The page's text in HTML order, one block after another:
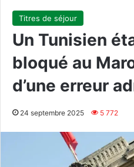
Titres de séjour
Un Tunisien
bloqué au
d’une erreur
24 septembre 2025 5 772